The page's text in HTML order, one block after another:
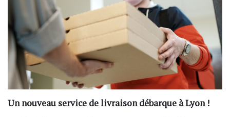
Un nouveau service de livraison débarque à Lyon !